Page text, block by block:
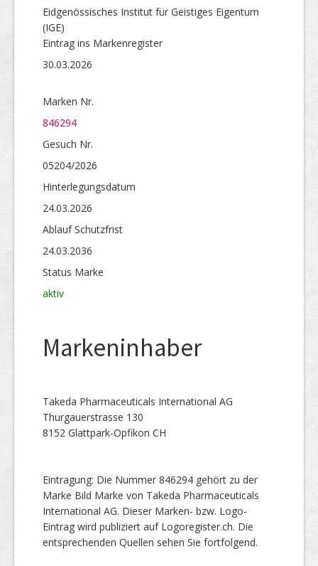
Eidgenössisches Institut für Geistiges Eigentum
(IGE)
Eintrag ins Markenregister
30.03.2026
Marken Nr.
846294
Gesuch Nr.
05204/2026
Hinterlegungs­datum
24.03.2026
Ablauf Schutzfrist
24.03.2036
Status Marke
aktiv
Markeninhaber
Takeda Pharmaceuticals International AG
Thurgauerstrasse 130
8152 Glattpark-Opfikon CH
Eintragung: Die Nummer 846294 gehört zu der
Marke Bild Marke von Takeda Pharmaceuticals
International AG. Dieser Marken- bzw. Logo-
Eintrag wird publiziert auf Logoregister.ch. Die
entsprechenden Quellen sehen Sie fortfolgend.